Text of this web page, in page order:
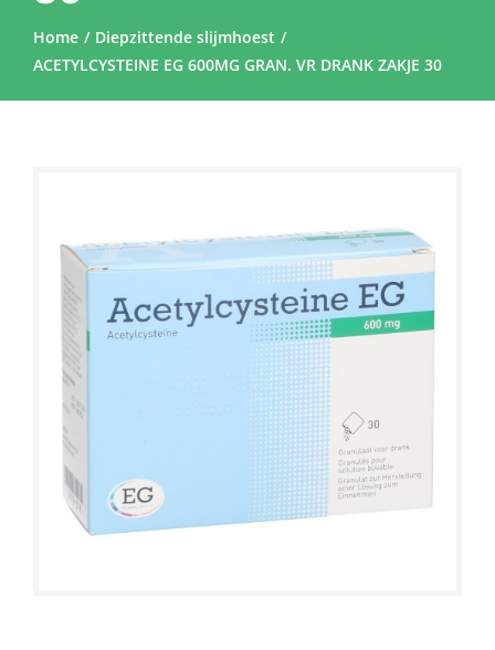
Home
Diepzittende slijmhoest
ACETYLCYSTEINE EG 600MG GRAN. VR DRANK ZAKJE 30